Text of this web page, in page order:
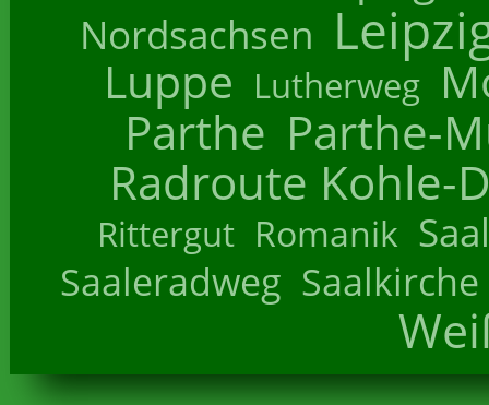
Nordsachsen
Luppe Lutherweg
Parthe Parthe-
Radroute Kohle-
Rittergut Romanik
Saaleradweg Saalkirche